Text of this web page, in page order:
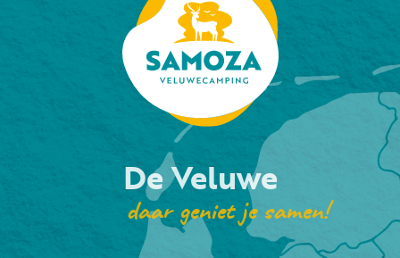
De Veluwe
daar geniet je samen!